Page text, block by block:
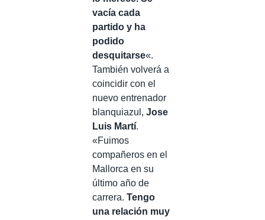
vacía cada
partido y ha
podido
desquitarse«.
También volverá a
coincidir con el
nuevo entrenador
blanquiazul, Jose
Luis Martí.
«Fuimos
compañeros en el
Mallorca en su
último año de
carrera. Tengo
una relación muy